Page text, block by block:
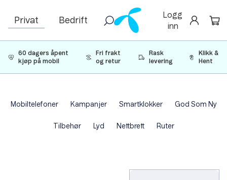
Privat Bedrift
Logg
inn
60 dagers åpent
kjøp på mobil
Fri frakt
og retur
Rask
levering
Klikk &
Hent
Mobiltelefoner Kampanjer Smartklokker God Som Ny
Tilbehør Lyd Nettbrett Ruter